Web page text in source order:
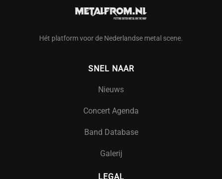
Hét platform voor de Nederlandse metal scene.
SNEL NAAR
Nieuws
Concert Agenda
Band Database
Galerij
LEGAL